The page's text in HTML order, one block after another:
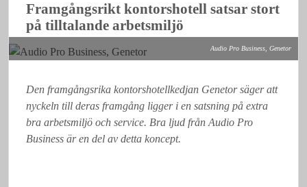
Framgångsrikt kontorshotell satsar stort
på tilltalande arbetsmiljö
Audio Pro Business, Genetor
Den framgångsrika kontorshotellkedjan Genetor säger att
nyckeln till deras framgång ligger i en satsning på extra
bra arbetsmiljö och service. Bra ljud från Audio Pro
Business är en del av detta koncept.